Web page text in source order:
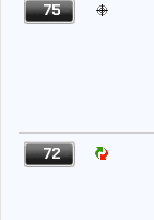
75
72